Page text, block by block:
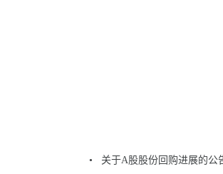
关于A股股份回购进展的公